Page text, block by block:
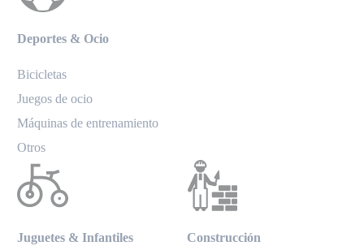
Deportes & Ocio
Bicicletas
Juegos de ocio
Máquinas de entrenamiento
Otros
Juguetes & Infantiles Construcción